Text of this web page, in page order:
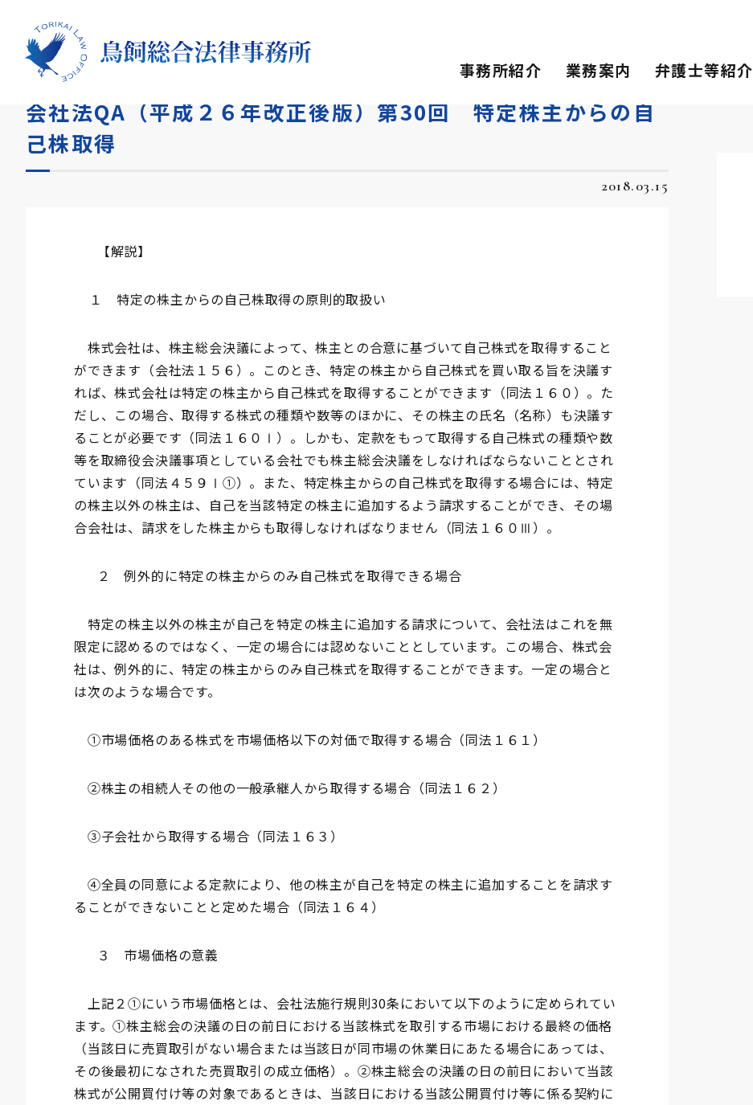
事務所紹介 業務案内 弁護士等紹介
HOME
会社法QA（平成２６年改正後版）第30回 特定株主からの自
己株取得
2018.03.15
【解説】
１ 特定の株主からの自己株取得の原則的取扱い
株式会社は、株主総会決議によって、株主との合意に基づいて自己株式を取得すること
ができます（会社法１５６）。このとき、特定の株主から自己株式を買い取る旨を決議す
れば、株式会社は特定の株主から自己株式を取得することができます（同法１６０）。た
だし、この場合、取得する株式の種類や数等のほかに、その株主の氏名（名称）も決議す
ることが必要です（同法１６０Ⅰ）。しかも、定款をもって取得する自己株式の種類や数
等を取締役会決議事項としている会社でも株主総会決議をしなければならないこととされ
ています（同法４５９Ⅰ①）。また、特定株主からの自己株式を取得する場合には、特定
の株主以外の株主は、自己を当該特定の株主に追加するよう請求することができ、その場
合会社は、請求をした株主からも取得しなければなりません（同法１６０Ⅲ）。
２ 例外的に特定の株主からのみ自己株式を取得できる場合
特定の株主以外の株主が自己を特定の株主に追加する請求について、会社法はこれを無
限定に認めるのではなく、一定の場合には認めないこととしています。この場合、株式会
社は、例外的に、特定の株主からのみ自己株式を取得することができます。一定の場合と
は次のような場合です。
①市場価格のある株式を市場価格以下の対価で取得する場合（同法１６１）
②株主の相続人その他の一般承継人から取得する場合（同法１６２）
③子会社から取得する場合（同法１６３）
④全員の同意による定款により、他の株主が自己を特定の株主に追加することを請求す
ることができないことと定めた場合（同法１６４）
３ 市場価格の意義
上記２①にいう市場価格とは、会社法施行規則30条において以下のように定められてい
ます。①株主総会の決議の日の前日における当該株式を取引する市場における最終の価格
（当該日に売買取引がない場合または当該日が同市場の休業日にあたる場合にあっては、
その後最初になされた売買取引の成立価格）。②株主総会の決議の日の前日において当該
株式が公開買付け等の対象であるときは、当該日における当該公開買付け等に係る契約に